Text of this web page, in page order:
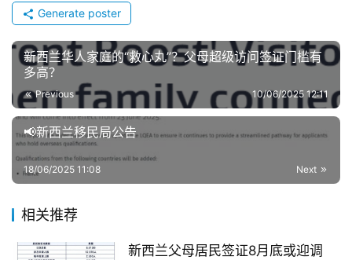
Generate poster
新西兰华人家庭的“救心丸”？父母超级访问签证门槛有
多高？
Previous 10/06/2025 12:11
📢新西兰移民局公告
Next
18/06/2025 11:08
相关推荐
新西兰父母居民签证8月底或迎调